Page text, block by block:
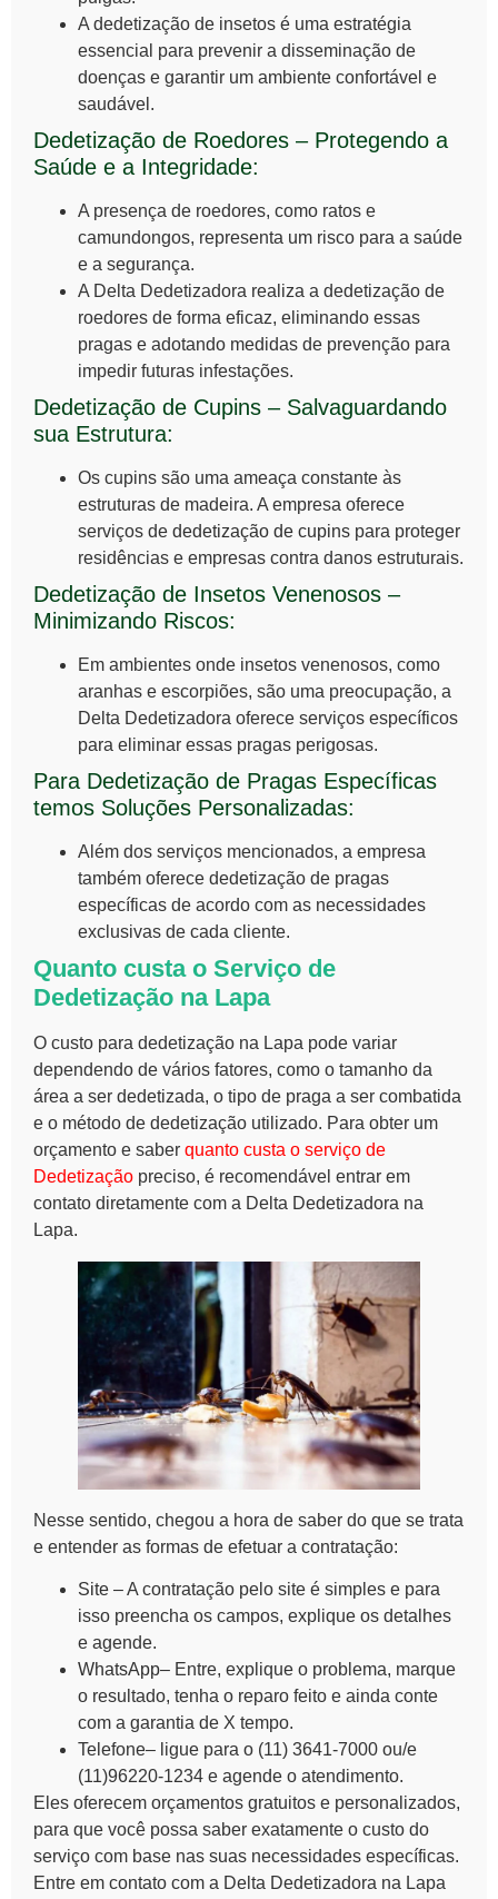
A dedetização de insetos é uma estratégia
essencial para prevenir a disseminação de
doenças e garantir um ambiente confortável e
saudável.
Dedetização de Roedores – Protegendo a
Saúde e a Integridade:
A presença de roedores, como ratos e
camundongos, representa um risco para a saúde
e a segurança.
A Delta Dedetizadora realiza a dedetização de
roedores de forma eficaz, eliminando essas
pragas e adotando medidas de prevenção para
impedir futuras infestações.
Dedetização de Cupins – Salvaguardando
sua Estrutura:
Os cupins são uma ameaça constante às
estruturas de madeira. A empresa oferece
serviços de dedetização de cupins para proteger
residências e empresas contra danos estruturais.
Dedetização de Insetos Venenosos –
Minimizando Riscos:
Em ambientes onde insetos venenosos, como
aranhas e escorpiões, são uma preocupação, a
Delta Dedetizadora oferece serviços específicos
para eliminar essas pragas perigosas.
Para Dedetização de Pragas Específicas
temos Soluções Personalizadas:
Além dos serviços mencionados, a empresa
também oferece dedetização de pragas
específicas de acordo com as necessidades
exclusivas de cada cliente.
Quanto custa o Serviço de
Dedetização na Lapa
O custo para dedetização na Lapa pode variar
dependendo de vários fatores, como o tamanho da
área a ser dedetizada, o tipo de praga a ser combatida
e o método de dedetização utilizado. Para obter um
orçamento e saber quanto custa o serviço de
Dedetização preciso, é recomendável entrar em
contato diretamente com a Delta Dedetizadora na
Lapa.
Nesse sentido, chegou a hora de saber do que se trata
e entender as formas de efetuar a contratação:
Site – A contratação pelo site é simples e para
isso preencha os campos, explique os detalhes
e agende.
WhatsApp– Entre, explique o problema, marque
o resultado, tenha o reparo feito e ainda conte
com a garantia de X tempo.
Telefone– ligue para o (11) 3641-7000 ou/e
(11)96220-1234 e agende o atendimento.
Eles oferecem orçamentos gratuitos e personalizados,
para que você possa saber exatamente o custo do
serviço com base nas suas necessidades específicas.
Entre em contato com a Delta Dedetizadora na Lapa